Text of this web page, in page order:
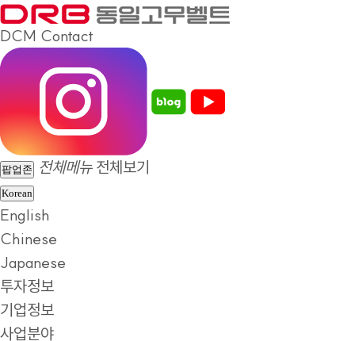
DCM Contact
팝업존 전체메뉴 전체보기
Korean
English
Chinese
Japanese
투자정보
기업정보
사업분야